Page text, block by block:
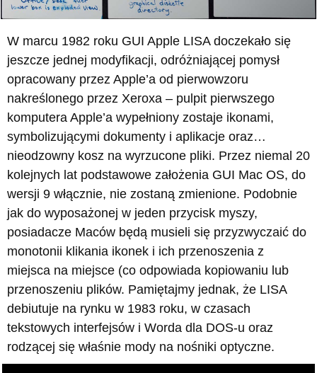
W marcu 1982 roku GUI Apple LISA doczekało się
jeszcze jednej modyfikacji, odróżniającej pomysł
opracowany przez Apple’a od pierwowzoru
nakreślonego przez Xeroxa – pulpit pierwszego
komputera Apple’a wypełniony zostaje ikonami,
symbolizującymi dokumenty i aplikacje oraz…
nieodzowny kosz na wyrzucone pliki. Przez niemal 20
kolejnych lat podstawowe założenia GUI Mac OS, do
wersji 9 włącznie, nie zostaną zmienione. Podobnie
jak do wyposażonej w jeden przycisk myszy,
posiadacze Maców będą musieli się przyzwyczaić do
monotonii klikania ikonek i ich przenoszenia z
miejsca na miejsce (co odpowiada kopiowaniu lub
przenoszeniu plików. Pamiętajmy jednak, że LISA
debiutuje na rynku w 1983 roku, w czasach
tekstowych interfejsów i Worda dla DOS-u oraz
rodzącej się właśnie mody na nośniki optyczne.